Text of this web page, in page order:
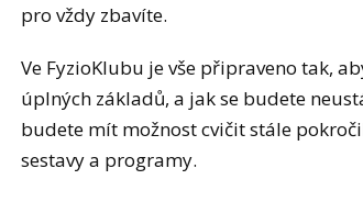
pro vždy zbavíte.
Ve FyzioKlubu je vše připraveno tak,
úplných základů, a jak se budete
budete mít možnost cvičit stále
sestavy a programy.